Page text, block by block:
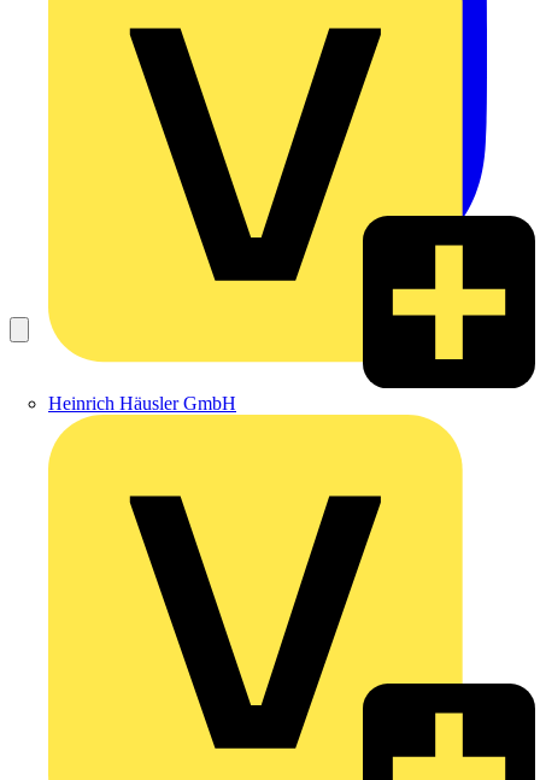
Heinrich Häusler GmbH